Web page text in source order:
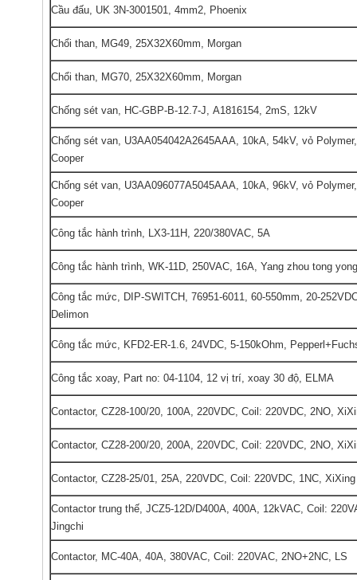
Cầu đấu, UK 3N-3001501, 4mm2, Phoenix
Chổi than, MG49, 25X32X60mm, Morgan
Chổi than, MG70, 25X32X60mm, Morgan
Chống sét van, HC-GBP-B-12.7-J, A1816154, 2mS, 12kV
Chống sét van, U3AA054042A2645AAA, 10kA, 54kV, vỏ Polymer,
Cooper
Chống sét van, U3AA096077A5045AAA, 10kA, 96kV, vỏ Polymer,
Cooper
Công tắc hành trình, LX3-11H, 220/380VAC, 5A
Công tắc hành trình, WK-11D, 250VAC, 16A, Yang zhou tong yong
Công tắc mức, DIP-SWITCH, 76951-6011, 60-550mm, 20-
Delimon
Công tắc mức, KFD2-ER-1.6, 24VDC, 5-150kOhm,
Công tắc xoay, Part no: 04-1104, 12 vị trí, xoay 30 độ, ELMA
Contactor, CZ28-100/20, 100A, 220VDC, Coil: 220VDC, 2NO,
Contactor, CZ28-200/20, 200A, 220VDC, Coil: 220VDC, 2NO,
Contactor, CZ28-25/01, 25A, 220VDC, Coil: 220VDC, 1NC, XiXing
Contactor trung thế, JCZ5-12D/D400A, 400A, 12kVAC, Coil:
Jingchi
Contactor, MC-40A, 40A, 380VAC, Coil: 220VAC, 2NO+2NC, LS